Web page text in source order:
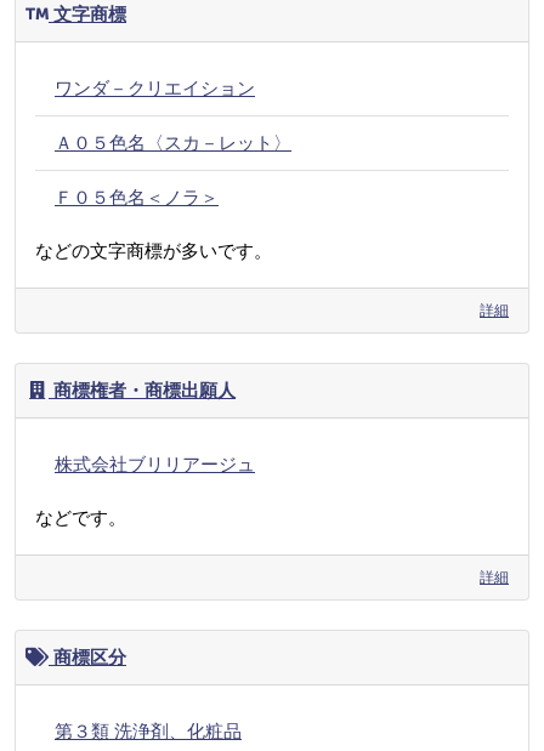
文字商標
ワンダ－クリエイション
Ａ０５色名〈スカ－レット〉
Ｆ０５色名＜ノラ＞
などの文字商標が多いです。
詳細
商標権者・商標出願人
株式会社ブリリアージュ
などです。
詳細
商標区分
第３類 洗浄剤、化粧品